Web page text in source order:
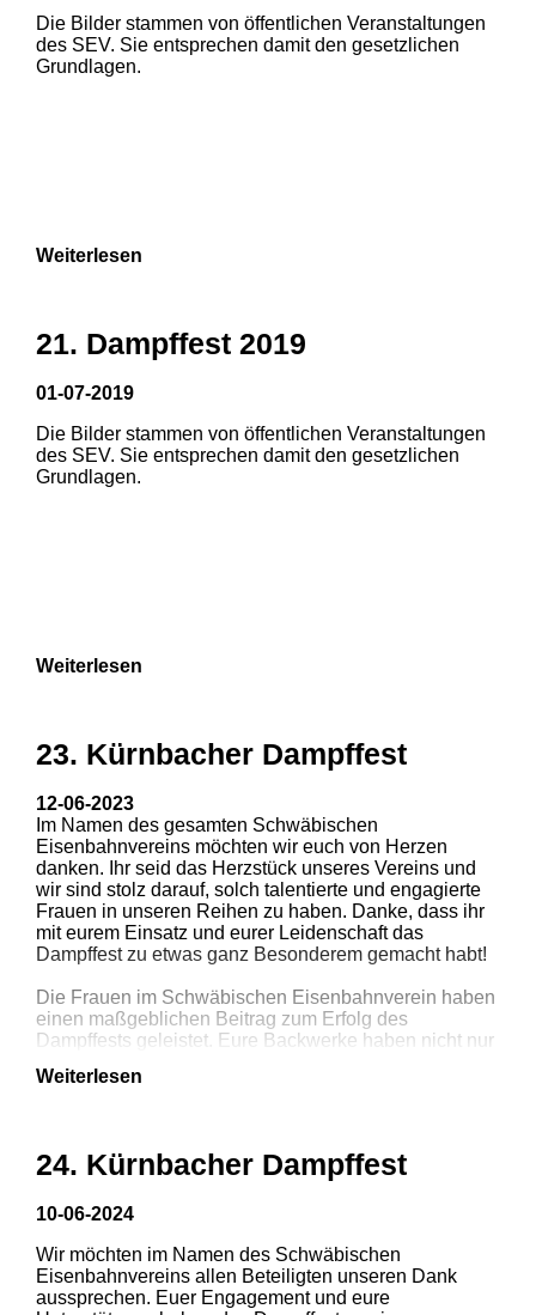
1 2
1 2 3
1 2 3
4
1 2 3
Die Bilder stammen von öffentlichen Veranstaltungen
des SEV. Sie entsprechen damit den gesetzlichen
Grundlagen.
Weiterlesen
21. Dampffest 2019
01-07-2019
Die Bilder stammen von öffentlichen Veranstaltungen
des SEV. Sie entsprechen damit den gesetzlichen
Grundlagen.
Weiterlesen
23. Kürnbacher Dampffest
12-06-2023
Im Namen des gesamten Schwäbischen
Eisenbahnvereins möchten wir euch von Herzen
danken. Ihr seid das Herzstück unseres Vereins und
wir sind stolz darauf, solch talentierte und engagierte
Frauen in unseren Reihen zu haben. Danke, dass ihr
mit eurem Einsatz und eurer Leidenschaft das
Dampffest zu etwas ganz Besonderem gemacht habt!
Die Frauen im Schwäbischen Eisenbahnverein haben
einen maßgeblichen Beitrag zum Erfolg des
Dampffests geleistet. Eure Backwerke haben nicht nur
dass unsere Veranstaltung zu einem unvergesslichen
Mitgliedern bedanken, die zu diesem unvergesslichen
Erfolg! Mit zahlreichen beeindruckenden Fahrzeugen
Leidenschaft und Freude.
Wir sind überwältigt von der positiven Resonanz und
Weiterlesen
24. Kürnbacher Dampffest
10-06-2024
Wir möchten im Namen des Schwäbischen
Eisenbahnvereins allen Beteiligten unseren Dank
aussprechen. Euer Engagement und eure